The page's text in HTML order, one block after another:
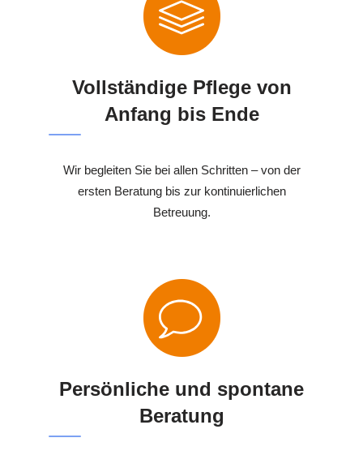
Vollständige Pflege von
Anfang bis Ende
Wir begleiten Sie bei allen Schritten – von der
ersten Beratung bis zur kontinuierlichen
Betreuung.
Persönliche und spontane
Beratung